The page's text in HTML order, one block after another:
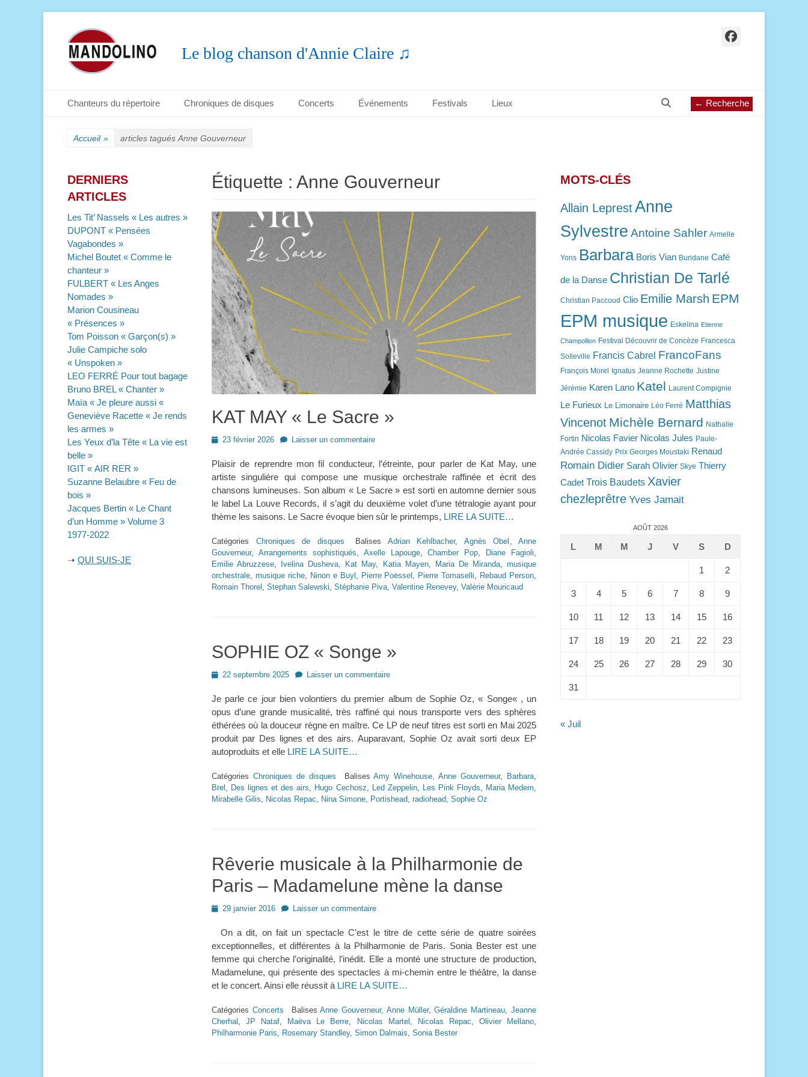
Le blog chanson d'Annie Claire ♫
Facebook
Menu principal
Chanteurs du répertoire Chroniques de disques Concerts Événements Festivals Lieux ← Recherche
Recherche
Accueil » articles tagués Anne Gouverneur
Étiquette : Anne Gouverneur
KAT MAY « Le Sacre »
Posted23 février 2026 Laisser un commentaire
Plaisir de reprendre mon fil conducteur, l’étreinte, pour parler de Kat May, une
artiste singulière qui compose une musique orchestrale raffinée et écrit des
chansons lumineuses. Son album « Le Sacre » est sorti en automne dernier sous
le label La Louve Records, il s’agit du deuxième volet d’une tétralogie ayant pour
thème les saisons. Le Sacre évoque bien sûr le printemps, LIRE LA SUITE…
Catégories Chroniques de disques Balises Adrian Kehlbacher, Agnès Obel ,Anne
Gouverneur, Arrangements sophistiqués Axelle Lapouge,Chamber Pop Diane Fagioli
Emilie Abruzzese
Ivelina Dusheva Kat May, Katia Mayen, Maria De Miranda,musique
orchestrale musique riche, Ninon e Buyl Pierre Poëssel Pierre Tomaselli Rebaud Person
Romain Thorel
Stephan Salewski Stéphanie Piva Valentine Renevey, Valérie Mouricaud
SOPHIE OZ « Songe »
Posted22 septembre 2025 Laisser un commentaire
Je parle ce jour bien volontiers du premier album de Sophie Oz, « Songe« , un
opus d’une grande musicalité, très raffiné qui nous transporte vers des sphères
éthérées où la douceur règne en maître. Ce LP de neuf titres est sorti en Mai 2025
produit par Des lignes et des airs. Auparavant, Sophie Oz avait sorti deux EP
autoproduits et elle LIRE LA SUITE…
Catégories Chroniques de disques BalisesAmy Winehouse ,Anne Gouverneur, Barbara
Brel
Des lignes et des airs Hugo Cechosz Led Zeppelin, Les Pink Floyds Maria Medem
Mirabelle Gilis
Nicolas Repac Nina Simone Portishead radiohead Sophie Oz
Rêverie musicale à la Philharmonie de
Paris – Madamelune mène la danse
Posted29 janvier 2016 Laisser un commentaire
On a dit, on fait un spectacle C’est le titre de cette série de quatre soirées
exceptionnelles, et différentes à la Philharmonie de Paris. Sonia Bester est une
femme qui cherche l’originalité, l’inédit. Elle a monté une structure de production,
Madamelune, qui présente des spectacles à mi-chemin entre le théâtre, la danse
et le concert. Ainsi elle réussit à LIRE LA SUITE…
Catégories Concerts BalisesAnne Gouverneur, Anne Müller,Géraldine Martineau ,Jeanne
Cherhal
,JP Nataf Maëva Le Berre Nicolas Martel Nicolas Repac Olivier Mellano
Philharmonie Paris
Rosemary Standley, Simon Dalmais Sonia Bester
MOTS-CLÉS
Allain LeprestAnne
Sylvestre Antoine Sahler Armelle
Yons Barbara Boris Vian Buridane Café
de la Danse Christian De Tarlé
Christian Paccoud Clio Emilie Marsh EPM
EPM musique Eskelina Etienne
Champollion Festival Découvrir de Concèze Francesca
Solleville Francis Cabrel FrancoFans
François Morel Ignatus Jeanne Rochette Justine
Jérémie Karen Lano Katel Laurent Compignie
Le Furieux Le Limonaire Léo Ferré Matthias
Vincenot Michèle Bernard Nathalie
Fortin Nicolas Favier Nicolas Jules Paule-
Andrée Cassidy Prix Georges Moustaki Renaud
Romain Didier Sarah Olivier Skye Thierry
Cadet Trois Baudets Xavier
chezleprêtre Yves Jamait
AOÛT 2026
L M M J V S D
1 2
3 4 5 6 7 8 9
10 11 12 13 14 15 16
17 18 19 20 21 22 23
24 25 26 27 28 29 30
31
« Juil
DERNIERS
ARTICLES
Les Tit’ Nassels « Les autres »
DUPONT « Pensées
Vagabondes »
Michel Boutet « Comme le
chanteur »
FULBERT « Les Anges
Nomades »
Marion Cousineau
« Présences »
Tom Poisson « Garçon(s) »
Julie Campiche solo
« Unspoken »
LEO FERRÉ Pour tout bagage
Bruno BREL « Chanter »
Maïa « Je pleure aussi «
Geneviève Racette « Je rends
les armes »
Les Yeux d’la Tête « La vie est
belle »
IGIT « AIR RER »
Suzanne Belaubre « Feu de
bois »
Jacques Bertin « Le Chant
d’un Homme » Volume 3
1977-2022
➝ QUI SUIS-JE